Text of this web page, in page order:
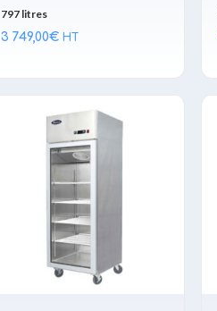
797 litres
3 749,00€ HT